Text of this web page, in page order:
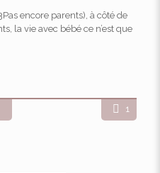
encore parents), à côté de
la vie avec bébé ce n’est que
1